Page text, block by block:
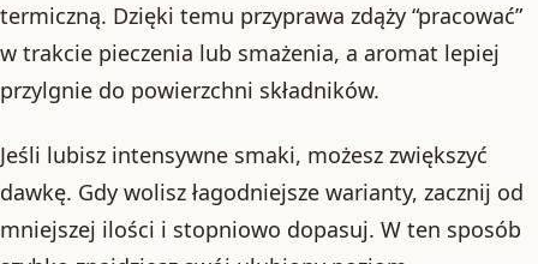
termiczną. Dzięki temu przyprawa zdąży “pracować”
w trakcie pieczenia lub smażenia, a aromat lepiej
przylgnie do powierzchni składników.
Jeśli lubisz intensywne smaki, możesz zwiększyć
dawkę. Gdy wolisz łagodniejsze warianty, zacznij od
mniejszej ilości i stopniowo dopasuj. W ten sposób